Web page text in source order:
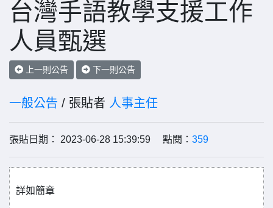
台灣手語教學支援工作
人員甄選
上一則公告 下一則公告
一般公告 / 張貼者 人事主任
張貼日期： 2023-06-28 15:39:59 點閱： 359
詳如簡章